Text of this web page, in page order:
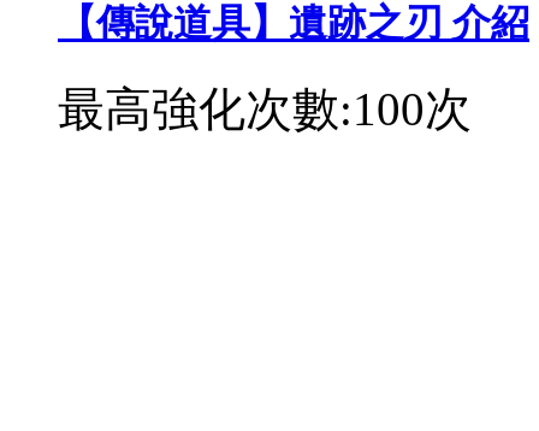
【傳說道具】遺跡之刃 介紹
最高強化次數:100次